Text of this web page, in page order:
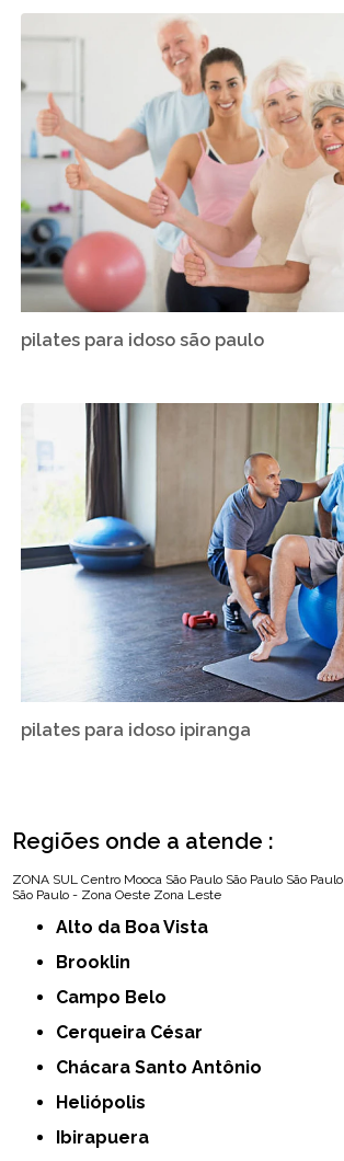
pilates para idoso são paulo
pilates para idoso ipiranga
Regiões onde a atende :
ZONA SUL Centro Mooca São Paulo São Paulo São Paulo
São Paulo - Zona Oeste Zona Leste
Alto da Boa Vista
Brooklin
Campo Belo
Cerqueira César
Chácara Santo Antônio
Heliópolis
Ibirapuera